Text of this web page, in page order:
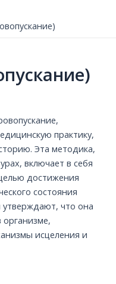
практику,
Эта методика,
включает в себя
достижения
состояния
что она
организме,
исцеления и